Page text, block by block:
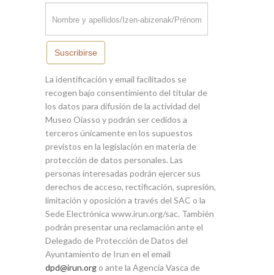
Suscribirse
La identificación y email facilitados se
recogen bajo consentimiento del titular de
los datos para difusión de la actividad del
Museo Oiasso y podrán ser cedidos a
terceros únicamente en los supuestos
previstos en la legislación en materia de
protección de datos personales. Las
personas interesadas podrán ejercer sus
derechos de acceso, rectificación, supresión,
limitación y oposición a través del SAC o la
Sede Electrónica www.irun.org/sac. También
podrán presentar una reclamación ante el
Delegado de Protección de Datos del
Ayuntamiento de Irun en el email
dpd@irun.org o ante la Agencia Vasca de